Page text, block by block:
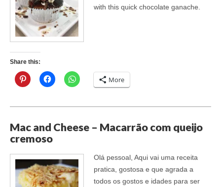
with this quick chocolate ganache.
Share this:
More
Mac and Cheese – Macarrão com queijo
cremoso
Olá pessoal, Aqui vai uma receita
pratica, gostosa e que agrada a
todos os gostos e idades para ser